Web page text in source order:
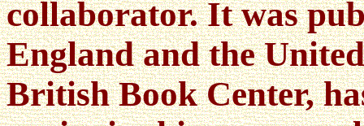
collaborator. It was
England and the
British Book Center,